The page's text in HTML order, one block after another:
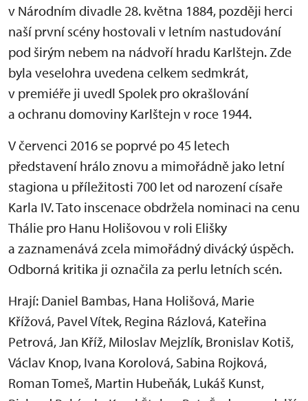
v Národním divadle 28. května 1884, později herci
naší první scény hostovali v letním nastudování
pod širým nebem na nádvoří hradu Karlštejn. Zde
byla veselohra uvedena celkem sedmkrát,
v premiéře ji uvedl Spolek pro okrašlování
a ochranu domoviny Karlštejn v roce 1944.
V červenci 2016 se poprvé po 45 letech
představení hrálo znovu a mimořádně jako letní
stagiona u příležitosti 700 let od narození císaře
Karla IV. Tato inscenace obdržela nominaci na cenu
Thálie pro Hanu Holišovou v roli Elišky
a zaznamenává zcela mimořádný divácký úspěch.
Odborná kritika ji označila za perlu letních scén.
Hrají: Daniel Bambas, Hana Holišová, Marie
Křížová, Pavel Vítek, Regina Rázlová, Kateřina
Petrová, Jan Kříž, Miloslav Mejzlík, Bronislav Kotiš,
Václav Knop, Ivana Korolová, Sabina Rojková,
Roman Tomeš, Martin Hubeňák, Lukáš Kunst,